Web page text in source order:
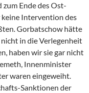
Ende des Ost-
Intervention des
Gorbatschow hätte
in die Verlegenheit
haben wir sie gar nicht
Innenminister
waren eingeweiht.
Sanktionen der